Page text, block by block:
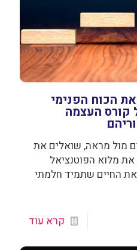
הכוח הפנימי
קורס העצמה
מול מראה, שואלים את
מלוא הפוטנציאל
החיים שתמיד חלמתי
קרא עוד